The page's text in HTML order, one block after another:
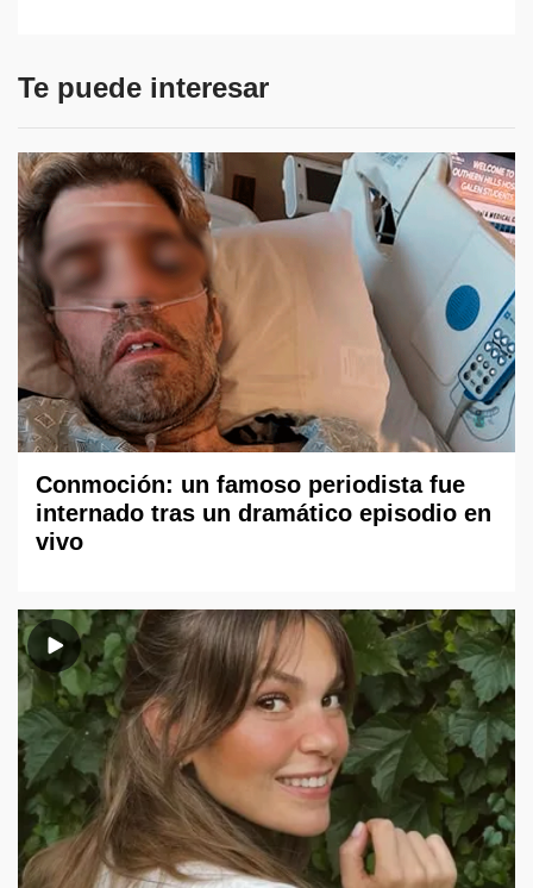
Te puede interesar
Conmoción: un famoso periodista fue
internado tras un dramático episodio en
vivo